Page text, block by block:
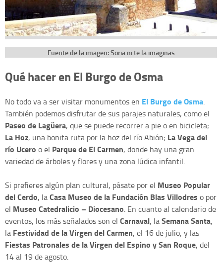
Fuente de la imagen: Soria ni te la imaginas
Qué hacer en El Burgo de Osma
No todo va a ser visitar monumentos en El Burgo de Osma.
También podemos disfrutar de sus parajes naturales, como el
Paseo de Lagüera, que se puede recorrer a pie o en bicicleta;
La Hoz, una bonita ruta por la hoz del río Abión; La Vega del
río Ucero o el Parque de El Carmen, donde hay una gran
variedad de árboles y flores y una zona lúdica infantil.
Si prefieres algún plan cultural, pásate por el Museo Popular
del Cerdo, laCasa Museo de la Fundación Blas Villodres o por
el Museo Catedralicio – Diocesano. En cuanto al calendario de
eventos, los más señalados son el Carnaval, laSemana Santa,
la Festividad de la Virgen del Carmen, el 16 de julio, y las
Fiestas Patronales de la Virgen del Espino y San Roque, del
14 al 19 de agosto.